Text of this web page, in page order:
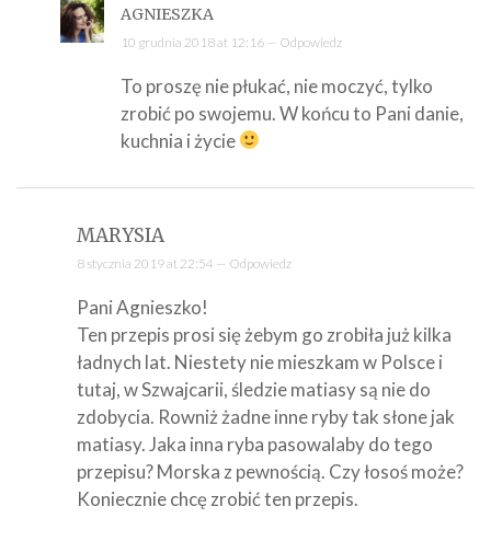
AGNIESZKA
10 grudnia 2018 at 12:16 — Odpowiedz
To proszę nie płukać, nie moczyć, tylko
zrobić po swojemu. W końcu to Pani danie,
kuchnia i życie
MARYSIA
8 stycznia 2019 at 22:54 — Odpowiedz
Pani Agnieszko!
Ten przepis prosi się żebym go zrobiła już kilka
ładnych lat. Niestety nie mieszkam w Polsce i
tutaj, w Szwajcarii, śledzie matiasy są nie do
zdobycia. Rowniż żadne inne ryby tak słone jak
matiasy. Jaka inna ryba pasowalaby do tego
przepisu? Morska z pewnością. Czy łosoś może?
Koniecznie chcę zrobić ten przepis.